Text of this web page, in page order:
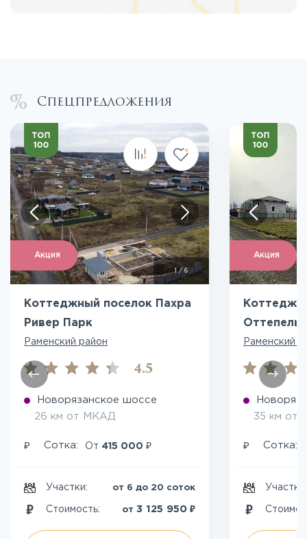
Спецпредложения
Акция
1/ 6
Коттеджный поселок Пахра
Ривер Парк
Раменский район
4.5
Новорязанское шоссе
26 км от МКАД
₽ Сотка: От 415 000 ₽
Участки: от 6 до 20 соток
Стоимость: от 3 125 950 ₽
Акция
Оттепель
Раменский
35 км от
₽ Сотка:
Участки: